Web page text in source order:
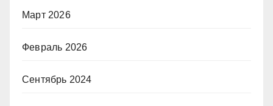
Март 2026
Февраль 2026
Сентябрь 2024